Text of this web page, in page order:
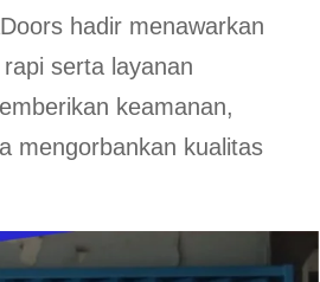
hadir menawarkan
serta layanan
keamanan,
mengorbankan kualitas